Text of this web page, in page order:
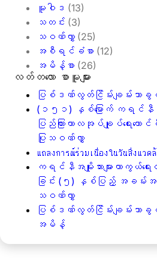
မူဝါဒ (13)
သတင်း (3)
သဝဏ်လွှာ (25)
အစီရင်ခံစာ (12)
အမိန့်စာ (26)
လတ်တ‌လော စာမူများ
ပြစ်ဒဏ်လွတ်ငြိမ်းချမ်းသ
(၁၅၁) နှစ်မြောက် ကရင်နီအ
ပြည်ကြားကာလအုပ်ချုပ်ရေးကော
ပြုသဝဏ်လွှာ
แถลงการณ์ร่วมเนื่องในวันสิ่งแวด
ကရင်နီအမျိုးသားများကာကွယ်ရ
ခြင်း (၅) နှစ်ပြည့် အခမ်းအ
သဝဏ်လွှာ
ပြစ်ဒဏ်လွတ်ငြိမ်းချမ်းသ
အမိန့်